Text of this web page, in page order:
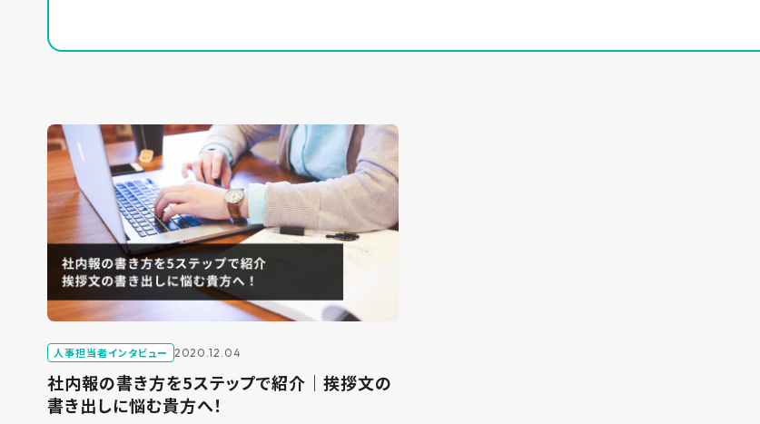
人事担当者インタビュー 2020.12.04
社内報の書き方を5ステップで紹介｜挨拶文の
書き出しに悩む貴方へ！